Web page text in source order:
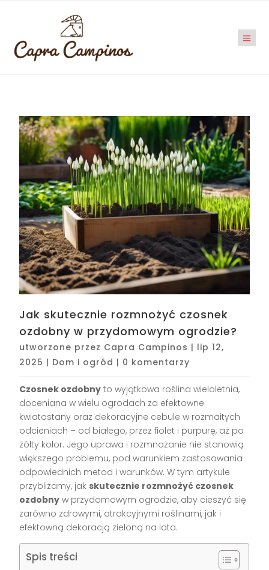
Jak skutecznie rozmnożyć czosnek
ozdobny w przydomowym ogrodzie?
utworzone przez Capra Campinos | lip 12,
2025 | Dom i ogród | 0 komentarzy
Czosnek ozdobny to wyjątkowa roślina wieloletnia,
doceniana w wielu ogrodach za efektowne
kwiatostany oraz dekoracyjne cebule w rozmaitych
odcieniach – od białego, przez fiolet i purpurę, aż po
żółty kolor. Jego uprawa i rozmnażanie nie stanowią
większego problemu, pod warunkiem zastosowania
odpowiednich metod i warunków. W tym artykule
przybliżamy, jak skutecznie rozmnożyć czosnek
ozdobny w przydomowym ogrodzie, aby cieszyć się
zarówno zdrowymi, atrakcyjnymi roślinami, jak i
efektowną dekoracją zieloną na lata.
Spis treści